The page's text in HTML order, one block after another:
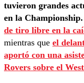
tuvieron grandes
en la Championship.
de tiro libre en la
mientras que el
aportó con una
Rovers sobre el